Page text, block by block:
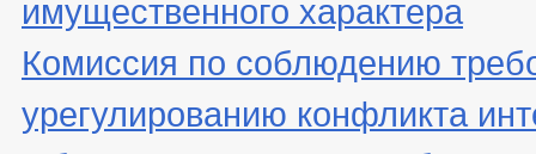
Комиссия по соблюдению
урегулированию конфликта